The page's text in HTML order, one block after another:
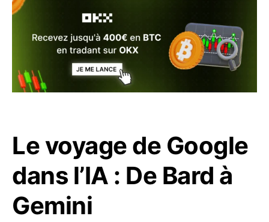
Le voyage de Google
dans l’IA : De Bard à
Gemini